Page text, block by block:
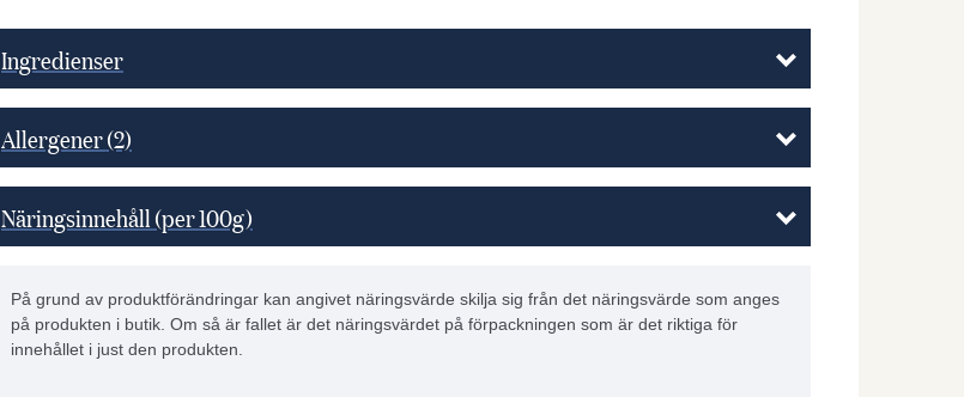
Ingredienser
Allergener(2)
Näringsinnehåll (per 100g)
På grund av produktförändringar kan angivet näringsvärde skilja sig från det näringsvärde som anges
på produkten i butik. Om så är fallet är det näringsvärdet på förpackningen som är det riktiga för
innehållet i just den produkten.